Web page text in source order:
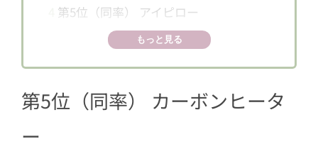
第5位（同率） アイピロー
第4位 トースター
6第3位 ホットサンドメーカー
第2位 ブレンダー
8第1位 ホットプレート
もっと見る
第5位（同率） カーボンヒータ
ー